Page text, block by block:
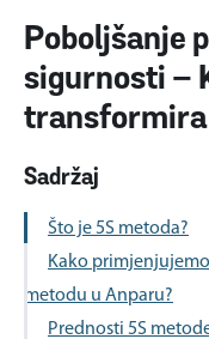
Poboljšanje
sigurnosti –
transformira
Sadržaj
Što je 5S metoda?
Kako primjenjujemo
metodu u Anparu?
Prednosti 5S